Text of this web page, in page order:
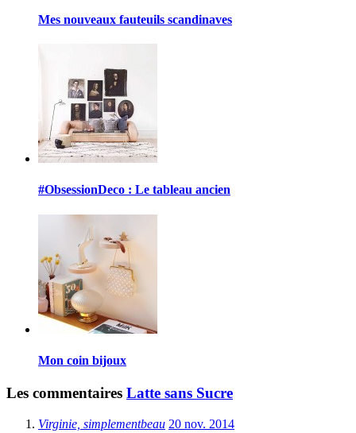
Mes nouveaux fauteuils scandinaves
#ObsessionDeco : Le tableau ancien
Mon coin bijoux
Les commentaires Latte sans Sucre
Virginie, simplementbeau 20 nov. 2014